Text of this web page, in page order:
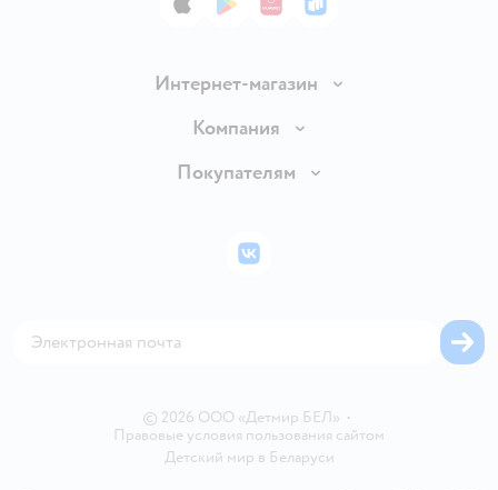
App StoreGoogle Play
AppGallery
RuStore
Интернет-магазин
Доставка и оплата
Правила продажи
Политика использования файлов cookie
Компания
Вакансии
Покупателям
Бонусные карты
© 2026 ООО «Детмир БЕЛ» •
Правовые условия пользования сайтом
Детский мир в Беларуси
ВКонтакте